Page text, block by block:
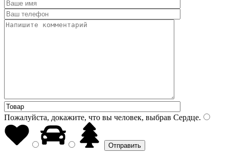
Пожалуйста, докажите, что вы человек, выбрав Сердце.